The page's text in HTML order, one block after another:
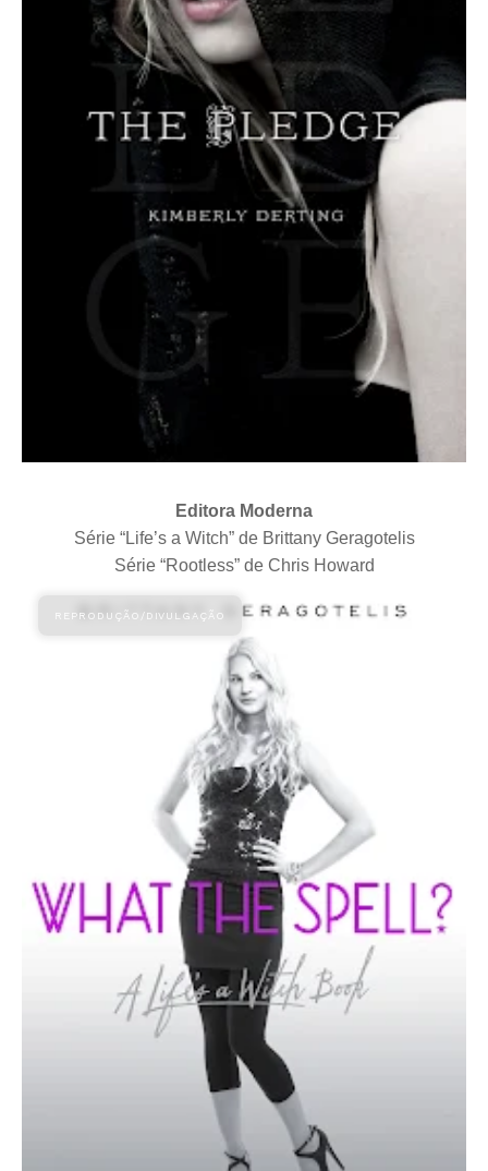
Editora Moderna
Série “Life’s a Witch” de Brittany Geragotelis
Série “Rootless” de Chris Howard